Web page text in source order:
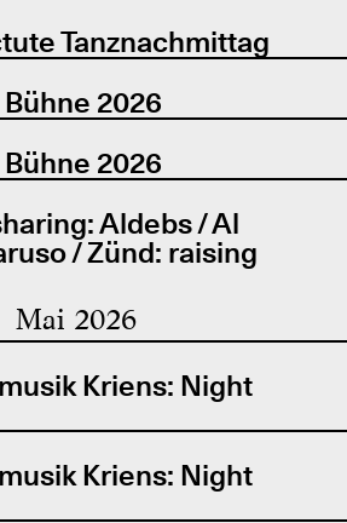
Tanznachmittag
2026
2026
Aldebs / Al
/ Zünd: raising
Mai 2026
Kriens: Night
Kriens: Night